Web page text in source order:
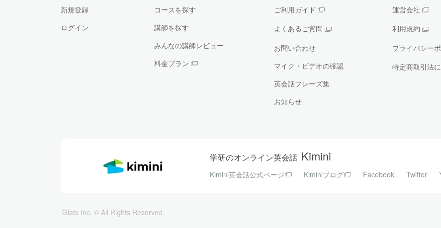
新規登録
ログイン
コースを探す
講師を探す
みんなの講師レビュー
料金プラン
ご利用ガイド
よくあるご質問
お問い合わせ
マイク・ビデオの確認
英会話フレーズ集
お知らせ
運営会社
利用規約
プライバシー
特定商取引法
学研のオンライン英会話 Kimini
Kimini英会話公式ページ Kiminiブログ Facebook Twitter
Glats Inc. © All Rights Reserved.